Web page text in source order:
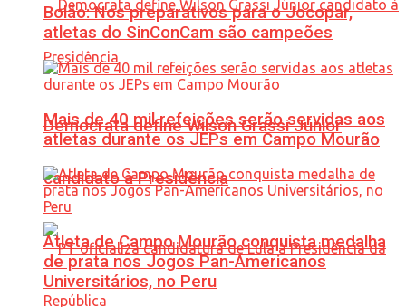
Democrata define Wilson Grassi Júnior
candidato à Presidência
Bolão: Nos preparativos para o Jocopar,
atletas do SinConCam são campeões
Mais de 40 mil refeições serão servidas aos
atletas durante os JEPs em Campo Mourão
Atleta de Campo Mourão conquista medalha
de prata nos Jogos Pan-Americanos
Universitários, no Peru